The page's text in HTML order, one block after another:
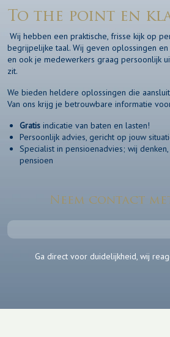
To the point en
Wij hebben een praktische, frisse kijk op
begrijpelijke taal. Wij geven oplossingen
en ook je medewerkers graag persoonlijk
zit.
We bieden heldere oplossingen die
Van ons krijg je betrouwbare informatie
Gratis indicatie van baten en lasten!
Persoonlijk advies, gericht op jouw
Specialist in pensioenadvies; wij
pensioen
Neem contact
Ga direct voor duidelijkheid, wij